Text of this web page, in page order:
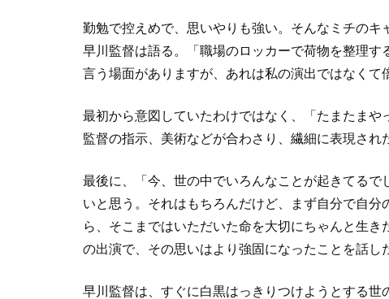
勤勉で控えめで、思いやりも強い。そんなミチの
早川監督は語る。「職場のロッカーで荷物を整理
言う場面がありますが、あれは私の演出ではなくて
最初から意図していたわけではなく、「たまたまや
監督の指示、美術などが合わさり、繊細に表現され
最後に、「今、世の中でいろんなことが起きてる
いと思う。それはもちろんだけど、まず自分で自
ら、そこまではいただいた命を大切にちゃんと生
の出演で、その思いはより強固になったことを話し
早川監督は、すぐに白黒はっきりつけようとする